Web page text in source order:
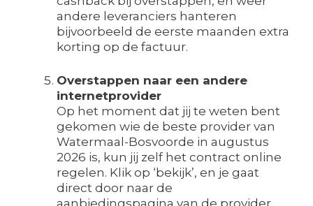
andere leveranciers hanteren
bijvoorbeeld de eerste maanden extra
korting op de factuur.
Overstappen naar een andere
internetprovider
Op het moment dat jij te weten bent
gekomen wie de beste provider van
Watermaal-Bosvoorde in augustus
2026 is, kun jij zelf het contract online
regelen. Klik op ‘bekijk’, en je gaat
direct door naar de
aanbiedingspagina van de provider.